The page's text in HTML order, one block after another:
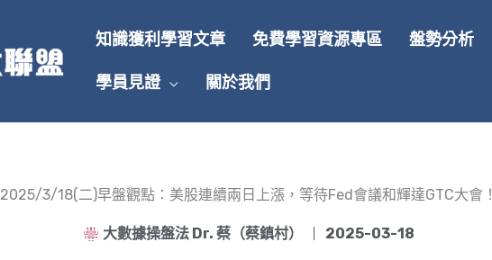
知識獲利學習文章 免費學習資源專區 盤勢分析
學員見證 關於我們
2025/3/18(二)早盤觀點：美股連續兩日上漲，等待Fed會議和輝達GTC大會！
大數據操盤法 Dr. 蔡（蔡鎮村） 2025-03-18